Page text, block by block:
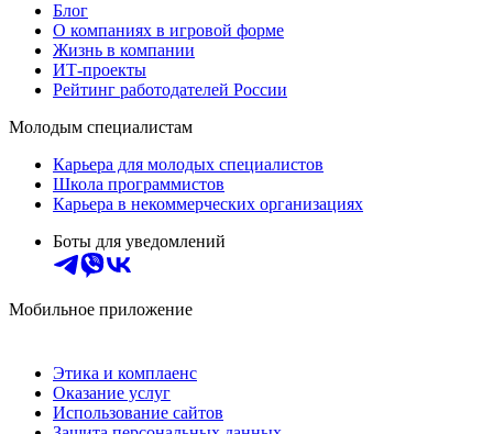
Блог
О компаниях в игровой форме
Жизнь в компании
ИТ-проекты
Рейтинг работодателей России
Молодым специалистам
Карьера для молодых специалистов
Школа программистов
Карьера в некоммерческих организациях
Боты для уведомлений
Мобильное приложение
Этика и комплаенс
Оказание услуг
Использование сайтов